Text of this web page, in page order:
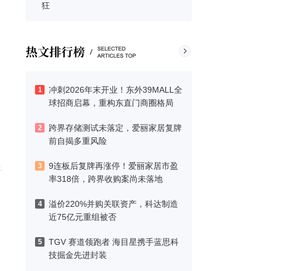
狂
1
冲刺2026年末开业！东外39MALL全
球招商启幕，重构东直门商圈格局
2
跨界存储测试未落定，爱丽家居复牌
前自揭多重风险
3
9连板后复牌再涨停！爱丽家居市盈
率318倍，跨界收购案尚未落地
4
溢价220%并购关联资产，科达制造
近75亿元重组被否
5
TGV 赛道领跑者 海目星携手蓝思科
技掘金先进封装